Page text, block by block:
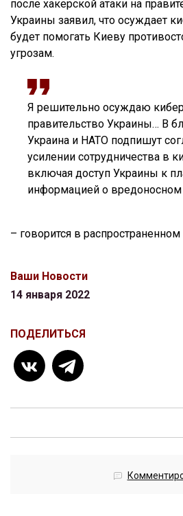
после хакерской атаки на
Украины заявил, что осуждает
будет помогать Киеву
угрозам.
Я решительно осуждаю
правительство Украины… В
Украина и НАТО подпишут
усилении сотрудничества в
включая доступ Украины к
информацией о
– говорится в
Ваши Новости
14 января 2022
ПОДЕЛИТЬСЯ